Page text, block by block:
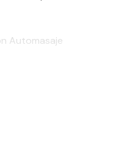
Automasaje
cabina al automasaje,